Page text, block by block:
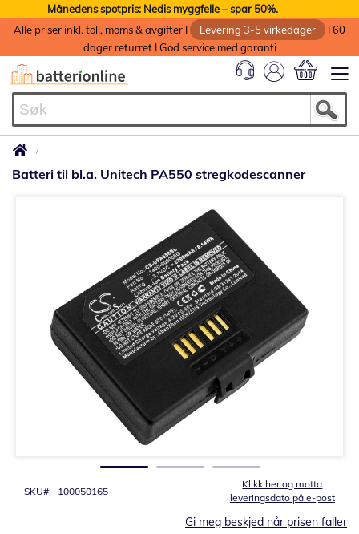
Månedens spotpris: Nedis myggfelle – spar 50%.
Alle priser inkl. toll, moms & avgifter I
Levering 3-5 virkedager
I 60
dager returret I God service med garanti
Batteri til bl.a. Unitech PA550 stregkodescanner
Klikk her og motta
leveringsdato på e-post
SKU 100050165
Gi meg beskjed når prisen faller